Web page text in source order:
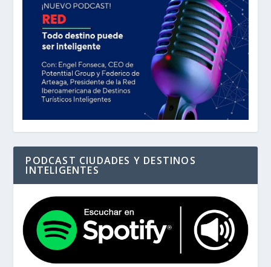
PODCAST CIUDADES Y DESTINOS
INTELIGENTES